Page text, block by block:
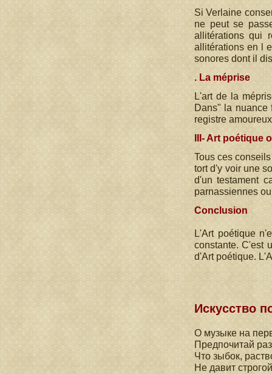
Si Verlaine
ne peut se
allitérations qui
allitérations en l
sonores dont il
. La méprise
L'art de la
Dans" la nuance
registre
III- Art poétique
Tous ces
tort d'y voir une
d'un testament
parnassiennes
Conclusion
L'Art poétique
constante. C'est
d'Art poétique.
Искусство
О музыке на
Предпочитай
Что зыбок,
Не давит